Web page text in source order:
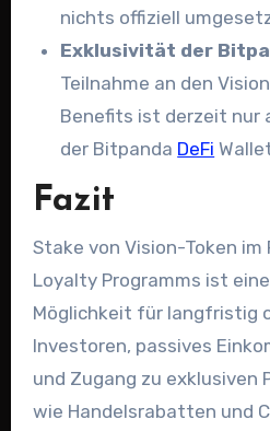
nichts offiziell
Exklusivität der
Teilnahme an den
Benefits ist derzeit nur
der Bitpanda DeFi
Fazit
Stake von Vision-Token im
Loyalty Programms ist
Möglichkeit für langfristig
Investoren, passives
und Zugang zu
wie Handelsrabatten und